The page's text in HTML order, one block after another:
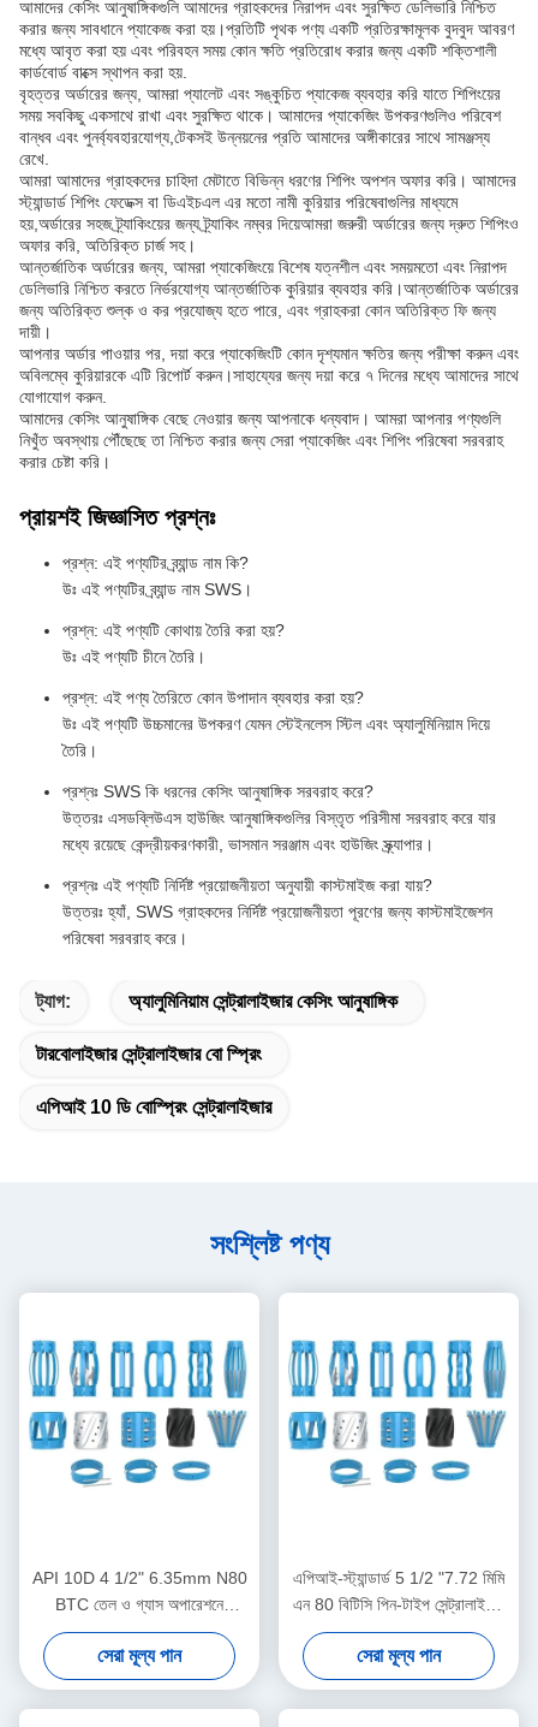
আমাদের কেসিং আনুষাঙ্গিকগুলি আমাদের গ্রাহকদের নিরাপদ এবং সুরক্ষিত ডেলিভারি নিশ্চিত
করার জন্য সাবধানে প্যাকেজ করা হয়।প্রতিটি পৃথক পণ্য একটি প্রতিরক্ষামূলক বুদবুদ আবরণ
মধ্যে আবৃত করা হয় এবং পরিবহন সময় কোন ক্ষতি প্রতিরোধ করার জন্য একটি শক্তিশালী
কার্ডবোর্ড বাক্সে স্থাপন করা হয়.
বৃহত্তর অর্ডারের জন্য, আমরা প্যালেট এবং সঙ্কুচিত প্যাকেজ ব্যবহার করি যাতে শিপিংয়ের
সময় সবকিছু একসাথে রাখা এবং সুরক্ষিত থাকে। আমাদের প্যাকেজিং উপকরণগুলিও পরিবেশ
বান্ধব এবং পুনর্ব্যবহারযোগ্য,টেকসই উন্নয়নের প্রতি আমাদের অঙ্গীকারের সাথে সামঞ্জস্য
রেখে.
আমরা আমাদের গ্রাহকদের চাহিদা মেটাতে বিভিন্ন ধরণের শিপিং অপশন অফার করি। আমাদের
স্ট্যান্ডার্ড শিপিং ফেডেক্স বা ডিএইচএল এর মতো নামী কুরিয়ার পরিষেবাগুলির মাধ্যমে
হয়,অর্ডারের সহজ ট্র্যাকিংয়ের জন্য ট্র্যাকিং নম্বর দিয়েআমরা জরুরী অর্ডারের জন্য দ্রুত শিপিংও
অফার করি, অতিরিক্ত চার্জ সহ।
আন্তর্জাতিক অর্ডারের জন্য, আমরা প্যাকেজিংয়ে বিশেষ যত্নশীল এবং সময়মতো এবং নিরাপদ
ডেলিভারি নিশ্চিত করতে নির্ভরযোগ্য আন্তর্জাতিক কুরিয়ার ব্যবহার করি।আন্তর্জাতিক অর্ডারের
জন্য অতিরিক্ত শুল্ক ও কর প্রযোজ্য হতে পারে, এবং গ্রাহকরা কোন অতিরিক্ত ফি জন্য
দায়ী।
আপনার অর্ডার পাওয়ার পর, দয়া করে প্যাকেজিংটি কোন দৃশ্যমান ক্ষতির জন্য পরীক্ষা করুন এবং
অবিলম্বে কুরিয়ারকে এটি রিপোর্ট করুন।সাহায্যের জন্য দয়া করে ৭ দিনের মধ্যে আমাদের সাথে
যোগাযোগ করুন.
আমাদের কেসিং আনুষাঙ্গিক বেছে নেওয়ার জন্য আপনাকে ধন্যবাদ। আমরা আপনার পণ্যগুলি
নিখুঁত অবস্থায় পৌঁছেছে তা নিশ্চিত করার জন্য সেরা প্যাকেজিং এবং শিপিং পরিষেবা সরবরাহ
করার চেষ্টা করি।
প্রায়শই জিজ্ঞাসিত প্রশ্নঃ
প্রশ্ন: এই পণ্যটির ব্র্যান্ড নাম কি?
উঃ এই পণ্যটির ব্র্যান্ড নাম SWS।
প্রশ্ন: এই পণ্যটি কোথায় তৈরি করা হয়?
উঃ এই পণ্যটি চীনে তৈরি।
প্রশ্ন: এই পণ্য তৈরিতে কোন উপাদান ব্যবহার করা হয়?
উঃ এই পণ্যটি উচ্চমানের উপকরণ যেমন স্টেইনলেস স্টিল এবং অ্যালুমিনিয়াম দিয়ে
তৈরি।
প্রশ্নঃ SWS কি ধরনের কেসিং আনুষাঙ্গিক সরবরাহ করে?
উত্তরঃ এসডব্লিউএস হাউজিং আনুষাঙ্গিকগুলির বিস্তৃত পরিসীমা সরবরাহ করে যার
মধ্যে রয়েছে কেন্দ্রীয়করণকারী, ভাসমান সরঞ্জাম এবং হাউজিং স্ক্র্যাপার।
প্রশ্নঃ এই পণ্যটি নির্দিষ্ট প্রয়োজনীয়তা অনুযায়ী কাস্টমাইজ করা যায়?
উত্তরঃ হ্যাঁ, SWS গ্রাহকদের নির্দিষ্ট প্রয়োজনীয়তা পূরণের জন্য কাস্টমাইজেশন
পরিষেবা সরবরাহ করে।
ট্যাগ: অ্যালুমিনিয়াম সেন্ট্রালাইজার কেসিং আনুষাঙ্গিক
টারবোলাইজার সেন্ট্রালাইজার বো স্প্রিং
এপিআই 10 ডি বোস্প্রিং সেন্ট্রালাইজার
সংশ্লিষ্ট পণ্য
API 10D 4 1/2" 6.35mm N80
BTC তেল ও গ্যাস অপারেশনে
অয়েলফিল্ড সেন্ট্রালাইজার
সেরা মূল্য পান
এপিআই-স্ট্যান্ডার্ড 5 1/2 "7.72 মিমি
এন 80 বিটিসি পিন-টাইপ সেন্ট্রালাইজার
তেল ও গ্যাস অপারেশনে কেসিং
সেন্ট্রালাইজার স্থানচ্যুতি সীমাবদ্ধ করার
জন্য
সেরা মূল্য পান